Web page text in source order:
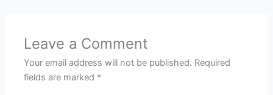
Leave a Comment
Your email address will not be published. Required
fields are marked *